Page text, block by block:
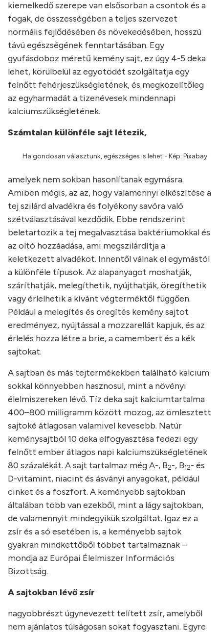
kiemelkedő szerepe van elsősorban a csontok és a
fogak, de összességében a teljes szervezet
normális fejlődésében és növekedésében, hosszú
távú egészségének fenntartásában. Egy
gyufásdoboz méretű kemény sajt, ez úgy 4-5 deka
lehet, körülbelül az egyötödét szolgáltatja egy
felnőtt fehérjeszükségletének, és megközelítőleg
az egyharmadát a tizenévesek mindennapi
kalciumszükségletének.
Számtalan különféle sajt létezik,
Ha gondosan választunk, egészséges is lehet - Kép: Pixabay
amelyek nem sokban hasonlítanak egymásra.
Amiben mégis, az az, hogy valamennyi elkészítése a
tej szilárd alvadékra és folyékony savóra való
szétválasztásával kezdődik. Ebbe rendszerint
beletartozik a tej megalvasztása baktériumokkal és
az oltó hozzáadása, ami megszilárdítja a
keletkezett alvadékot. Innentől válnak el egymástól
a különféle típusok. Az alapanyagot moshatják,
száríthatják, melegíthetik, nyújthatják, öregíthetik
vagy érlelhetik a kívánt végterméktől függően.
Például a melegítés és öregítés kemény sajtot
eredményez, nyújtással a mozzarellát kapjuk, és az
érlelés hozza létre a brie, a camembert és a kék
sajtokat.
A sajtban és más tejtermékekben található kalcium
sokkal könnyebben hasznosul, mint a növényi
élelmiszereken lévő. Tíz deka sajt kalciumtartalma
400–800 milligramm között mozog, az ömlesztett
sajtoké átlagosan valamivel kevesebb. Natúr
keménysajtból 10 deka elfogyasztása fedezi egy
felnőtt ember átlagos napi kalciumszükségletének
80 százalékát. A sajt tartalmaz még A-, B2-, B12- és
D-vitamint, niacint és ásványi anyagokat, például
cinket és a foszfort. A keményebb sajtokban
általában több van ezekből, mint a lágy sajtokban,
de valamennyit mindegyikük szolgáltat. Igaz ez a
zsír és a só esetében is, a keményebb sajtok
gyakran mindkettőből többet tartalmaznak –
mondja az Európai Élelmiszer Információs
Bizottság.
A sajtokban lévő zsír
nagyobbrészt úgynevezett telített zsír, amelyből
nem ajánlatos túlságosan sokat fogyasztani. Egyre